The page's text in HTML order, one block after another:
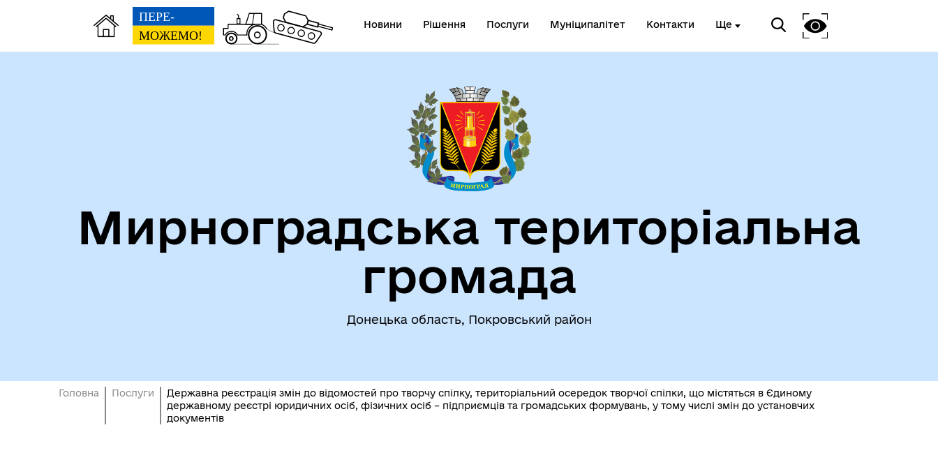
Новини Рішення Послуги Муніципалітет Контакти Ще
СТАТУТ МИРНОГРАДСЬКОЇ
МІСЬКОЇ ТЕРИТОРІАЛЬНОЇ
ГРОМАДИ
Мирноградська територіальна
громада
Донецька область, Покровський район
Головна Послуги
Державна реєстрація змін до відомостей про творчу спілку, територіальний осередок творчої спілки, що містяться в Єдиному
державному реєстрі юридичних осіб, фізичних осіб – підприємців та громадських формувань, у тому числі змін до установчих
документів